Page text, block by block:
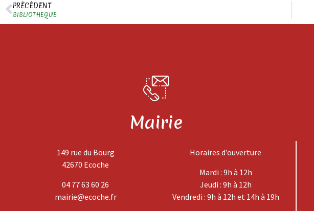
PRÉCÉDENT
BIBLIOTHEQUE
Mairie
149 rue du Bourg
42670 Ecoche
04 77 63 60 26
mairie@ecoche.fr
Horaires d’ouverture
Mardi : 9h à 12h
Jeudi : 9h à 12h
Vendredi : 9h à 12h et 14h à 19h